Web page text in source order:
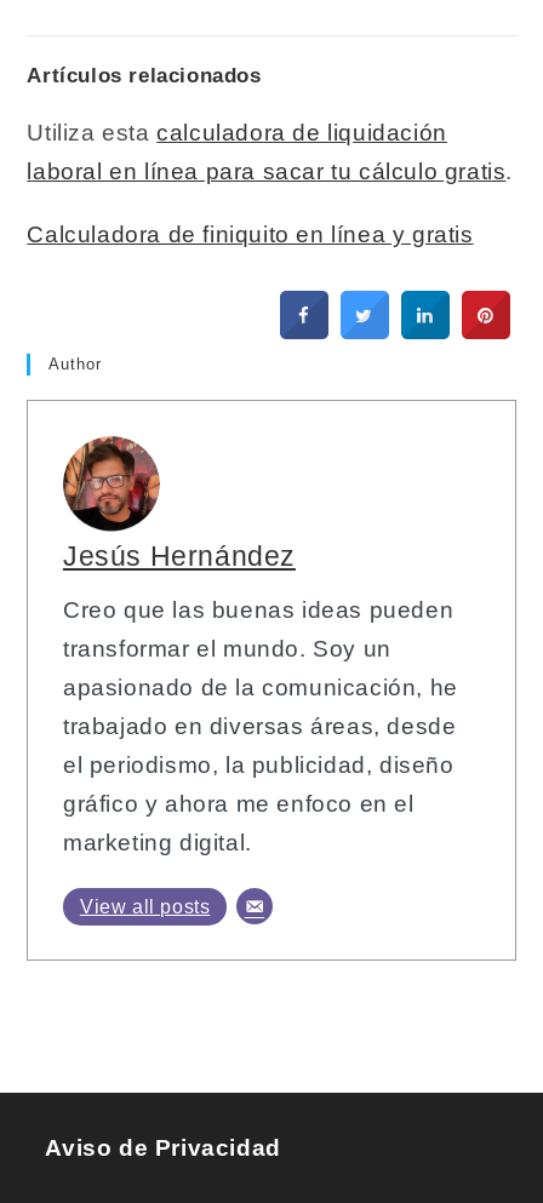
Artículos relacionados
Utiliza estacalculadora de liquidación
laboral en línea para sacar tu cálculo gratis.
Calculadora de finiquito en línea y gratis
Author
Jesús Hernández
Creo que las buenas ideas pueden
transformar el mundo. Soy un
apasionado de la comunicación, he
trabajado en diversas áreas, desde
el periodismo, la publicidad, diseño
gráfico y ahora me enfoco en el
marketing digital.
View all posts
Aviso de Privacidad